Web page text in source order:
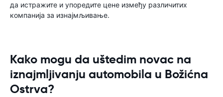
да истражите и упоредите цене између различитих
компанија за изнајмљивање.
Kako mogu da uštedim novac na
iznajmljivanju automobila u Božićna
Ostrva?